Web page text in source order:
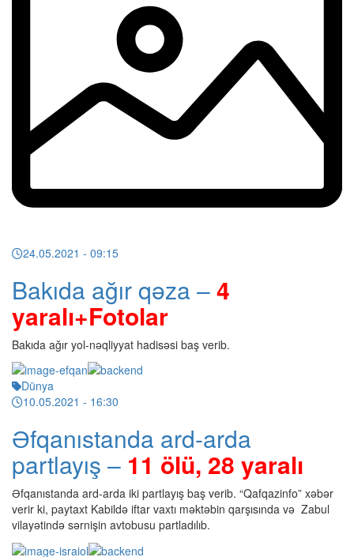
24.05.2021 - 09:15
Bakıda ağır qəza –4
yaralı+Fotolar
Bakıda ağır yol-nəqliyyat hadisəsi baş verib.
Dünya
10.05.2021 - 16:30
Əfqanıstanda ard-arda
partlayış – 11 ölü, 28 yaralı
Əfqanıstanda ard-arda iki partlayış baş verib. “Qafqazinfo” xəbər
verir ki, paytaxt Kabildə iftar vaxtı məktəbin qarşısında və Zabul
vilayətində sərnişin avtobusu partladılıb.